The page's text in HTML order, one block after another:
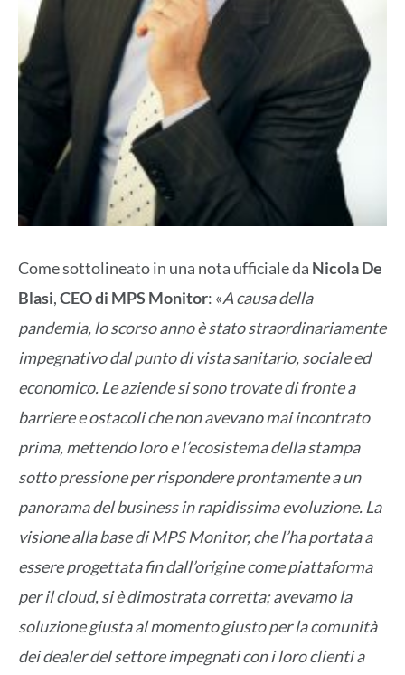
Come sottolineato in una nota ufficiale da Nicola De
Blasi,CEO di MPS Monitor: «A causa della
pandemia, lo scorso anno è stato straordinariamente
impegnativo dal punto di vista sanitario, sociale ed
economico. Le aziende si sono trovate di fronte a
barriere e ostacoli che non avevano mai incontrato
prima, mettendo loro e l’ecosistema della stampa
sotto pressione per rispondere prontamente a un
panorama del business in rapidissima evoluzione. La
visione alla base di MPS Monitor, che l’ha portata a
essere progettata fin dall’origine come piattaforma
per il cloud, si è dimostrata corretta; avevamo la
soluzione giusta al momento giusto per la comunità
dei dealer del settore impegnati con i loro clienti a